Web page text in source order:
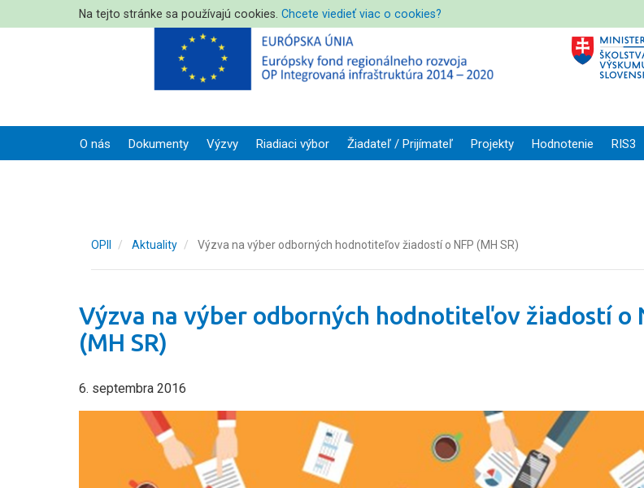
Na tejto stránke sa používajú cookies. Chcete viedieť viac o cookies?
O nás Dokumenty Výzvy Riadiaci výbor Žiadateľ / Prijímateľ Projekty Hodnotenie RIS3
OPII Aktuality Výzva na výber odborných hodnotiteľov žiadostí o NFP (MH SR)
Výzva na výber odborných hodnotiteľov žiadostí o
(MH SR)
6. septembra 2016